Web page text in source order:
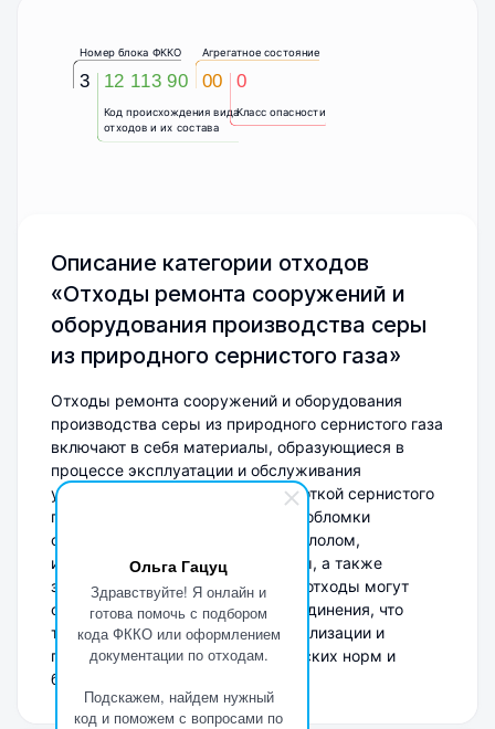
Ольга Гацуц
Здравствуйте! Я онлайн и
готова помочь с подбором
кода ФККО или оформлением
документации по отходам.
Подскажем, найдем нужный
код и поможем с вопросами по
3
Номер блока ФККО
Код происхождения вида
отходов и их состава
12 113 90
Агрегатное состояние
00
Класс опасности
0
Описание категории отходов
«Отходы ремонта сооружений и
оборудования производства серы
из природного сернистого газа»
Отходы ремонта сооружений и оборудования
производства серы из природного сернистого газа
включают в себя материалы, образующиеся в
процессе эксплуатации и обслуживания
установок, связанных с переработкой сернистого
газа. К таким отходам относятся обломки
строительных материалов, металлолом,
изношенные детали и компоненты, а также
загрязненные упаковки. Данные отходы могут
содержать серу и сернистые соединения, что
требует особого подхода к их утилизации и
переработке с учетом экологических норм и
безопасности.